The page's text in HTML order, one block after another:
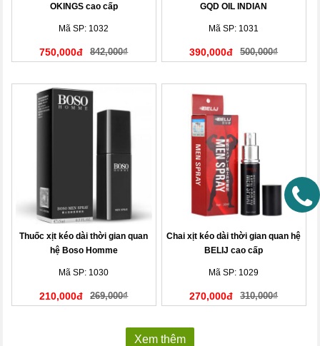
OKINGS cao cấp
Mã SP: 1032
750,000đ 842,000₫
GQD OIL INDIAN
Mã SP: 1031
390,000đ 500,000₫
Thuốc xịt kéo dài thời gian quan
hệ Boso Homme
Mã SP: 1030
210,000đ 269,000₫
Chai xịt kéo dài thời gian quan hệ
BELIJ cao cấp
Mã SP: 1029
270,000đ 310,000₫
Xem thêm